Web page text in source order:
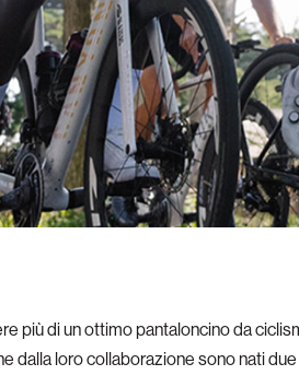
più di un ottimo pantaloncino da
dalla loro collaborazione sono nati